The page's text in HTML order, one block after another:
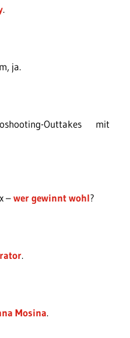
.
ja.
Outtakes mit
–wer gewinnt wohl?
.
Mosina.